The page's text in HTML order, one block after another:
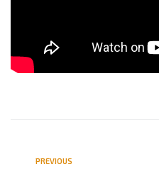
PREVIOUS